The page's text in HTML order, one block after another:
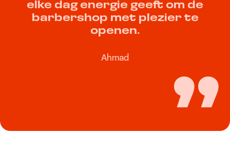
elke dag energie geeft om de
barbershop met plezier te
openen.
Ahmad